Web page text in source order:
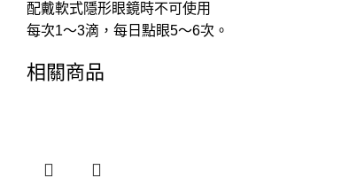
配戴軟式隱形眼鏡時不可使用
每次1～3滴，每日點眼5～6次。
相關商品